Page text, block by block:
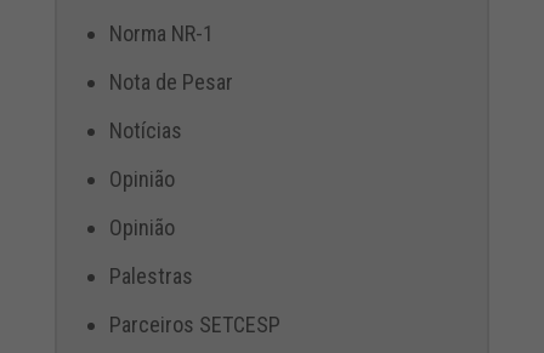
Norma NR-1
Nota de Pesar
Notícias
Opinião
Opinião
Palestras
Parceiros SETCESP